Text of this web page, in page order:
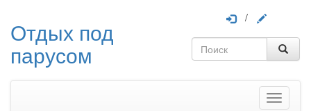
Отдых под
парусом
/
Меню